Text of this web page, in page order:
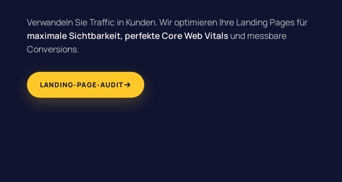
Verwandeln Sie Traffic in Kunden. Wir optimieren Ihre Landing Pages für
maximale Sichtbarkeit, perfekte Core Web Vitalsund messbare
Conversions.
LANDING-PAGE-AUDIT